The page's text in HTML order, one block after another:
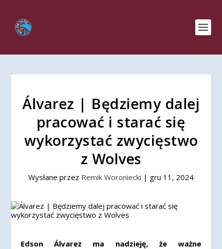
Álvarez | Będziemy dalej
pracować i starać się
wykorzystać zwycięstwo
z Wolves
Wysłane przez Remik Woroniecki | gru 11, 2024
Edson Álvarez ma nadzieję, że ważne